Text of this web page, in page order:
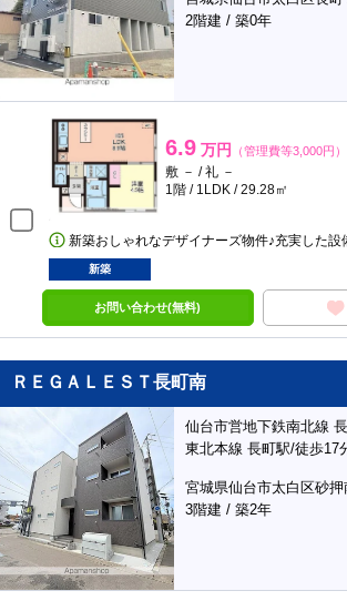
2階建 / 築0年
6.9 万円 （管理費等3,000円）
敷 － / 礼 －
1階 / 1LDK / 29.28㎡
新築おしゃれなデザイナーズ物件♪充実した
新築
お問い合わせ(無料)
ＲＥＧＡＬＥＳＴ長町南
仙台市営地下鉄南北線
東北本線 長町駅/徒歩17
宮城県仙台市太白区砂押
3階建 / 築2年